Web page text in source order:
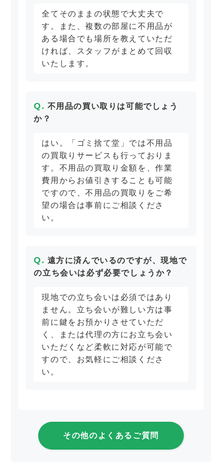
全てそのままの状態で大丈夫で
す。また、複数の部屋に不用品が
ある場合でも場所を教えていただ
ければ、スタッフがまとめて回収
いたします。
不用品の買い取りは可能でしょう
か？
はい。「ゴミ捨て堂」では不用品
の買取りサービスも行っておりま
す。不用品の買取り金額を、作業
費用からお値引きすることも可能
ですので、不用品の買取りをご希
望の場合は事前にご相談くださ
い。
遠方に済んでいるのですが、現地で
の立ち会いは必ず必要でしょうか？
現地での立ち会いは必須ではあり
ません。立ち会いが難しい方は事
前に鍵をお預かりさせていただ
く、または代理の方にお立ち会い
いただくなど柔軟に対応が可能で
すので、お気軽にご相談くださ
い。
その他のよくあるご質問